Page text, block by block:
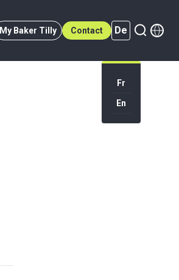
My Baker Tilly Contact De
Fr
En
De (active)